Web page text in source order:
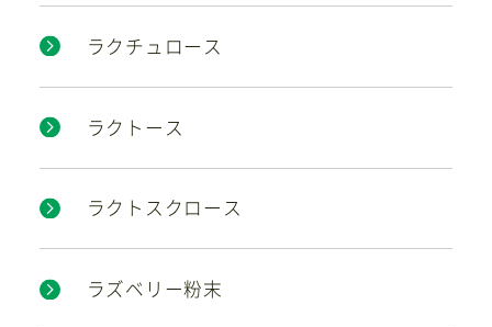
ラクチュロース
ラクトース
ラクトスクロース
ラズベリー粉末